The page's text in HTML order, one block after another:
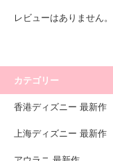
レビューはありません。
カテゴリー
香港ディズニー 最新作
上海ディズニー 最新作